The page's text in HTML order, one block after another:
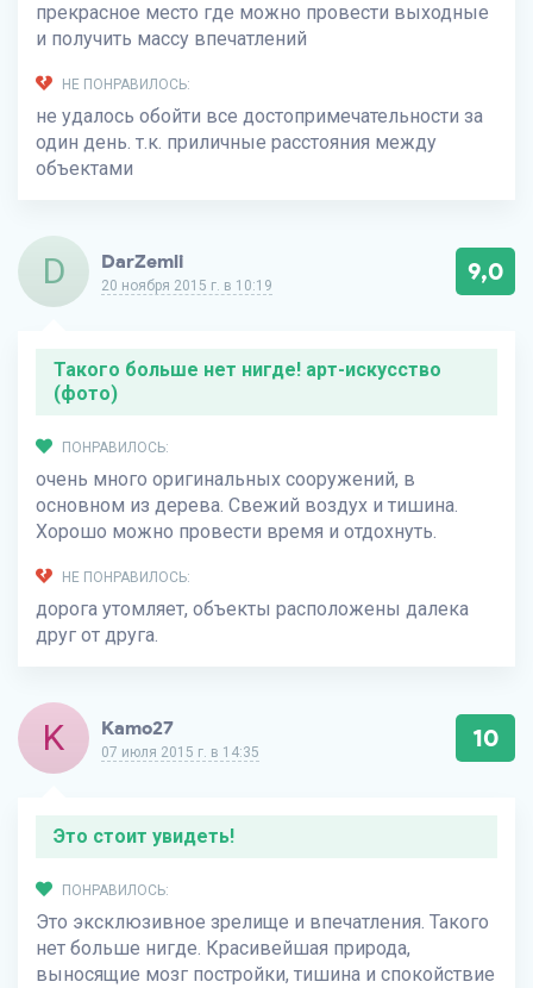
прекрасное место где можно провести выходные
и получить массу впечатлений
НЕ ПОНРАВИЛОСЬ:
не удалось обойти все достопримечательности за
один день. т.к. приличные расстояния между
объектами
D DarZemli
20 ноября 2015 г. в 10:19 9,0
Такого больше нет нигде! арт-искусство
(фото)
ПОНРАВИЛОСЬ:
очень много оригинальных сооружений, в
основном из дерева. Свежий воздух и тишина.
Хорошо можно провести время и отдохнуть.
НЕ ПОНРАВИЛОСЬ:
дорога утомляет, объекты расположены далека
друг от друга.
K Kamo27
07 июля 2015 г. в 14:35 10
Это стоит увидеть!
ПОНРАВИЛОСЬ:
Это эксклюзивное зрелище и впечатления. Такого
нет больше нигде. Красивейшая природа,
выносящие мозг постройки, тишина и спокойствие